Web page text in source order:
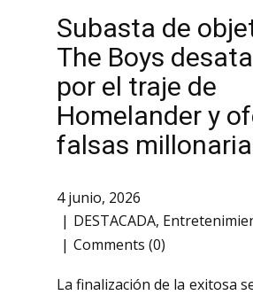
Subasta de
The Boys
por el traje de
Homelander y
falsas
4 junio, 2026
DESTACADA,
Comments (0)
La finalización de la exitosa